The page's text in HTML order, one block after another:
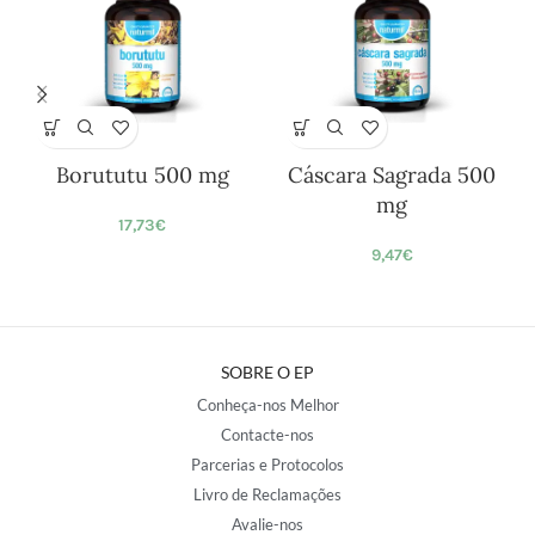
Borututu 500 mg
17,73€
Cáscara Sagrada 500
mg
9,47€
SOBRE O EP
Conheça-nos Melhor
Contacte-nos
Parcerias e Protocolos
Livro de Reclamações
Avalie-nos